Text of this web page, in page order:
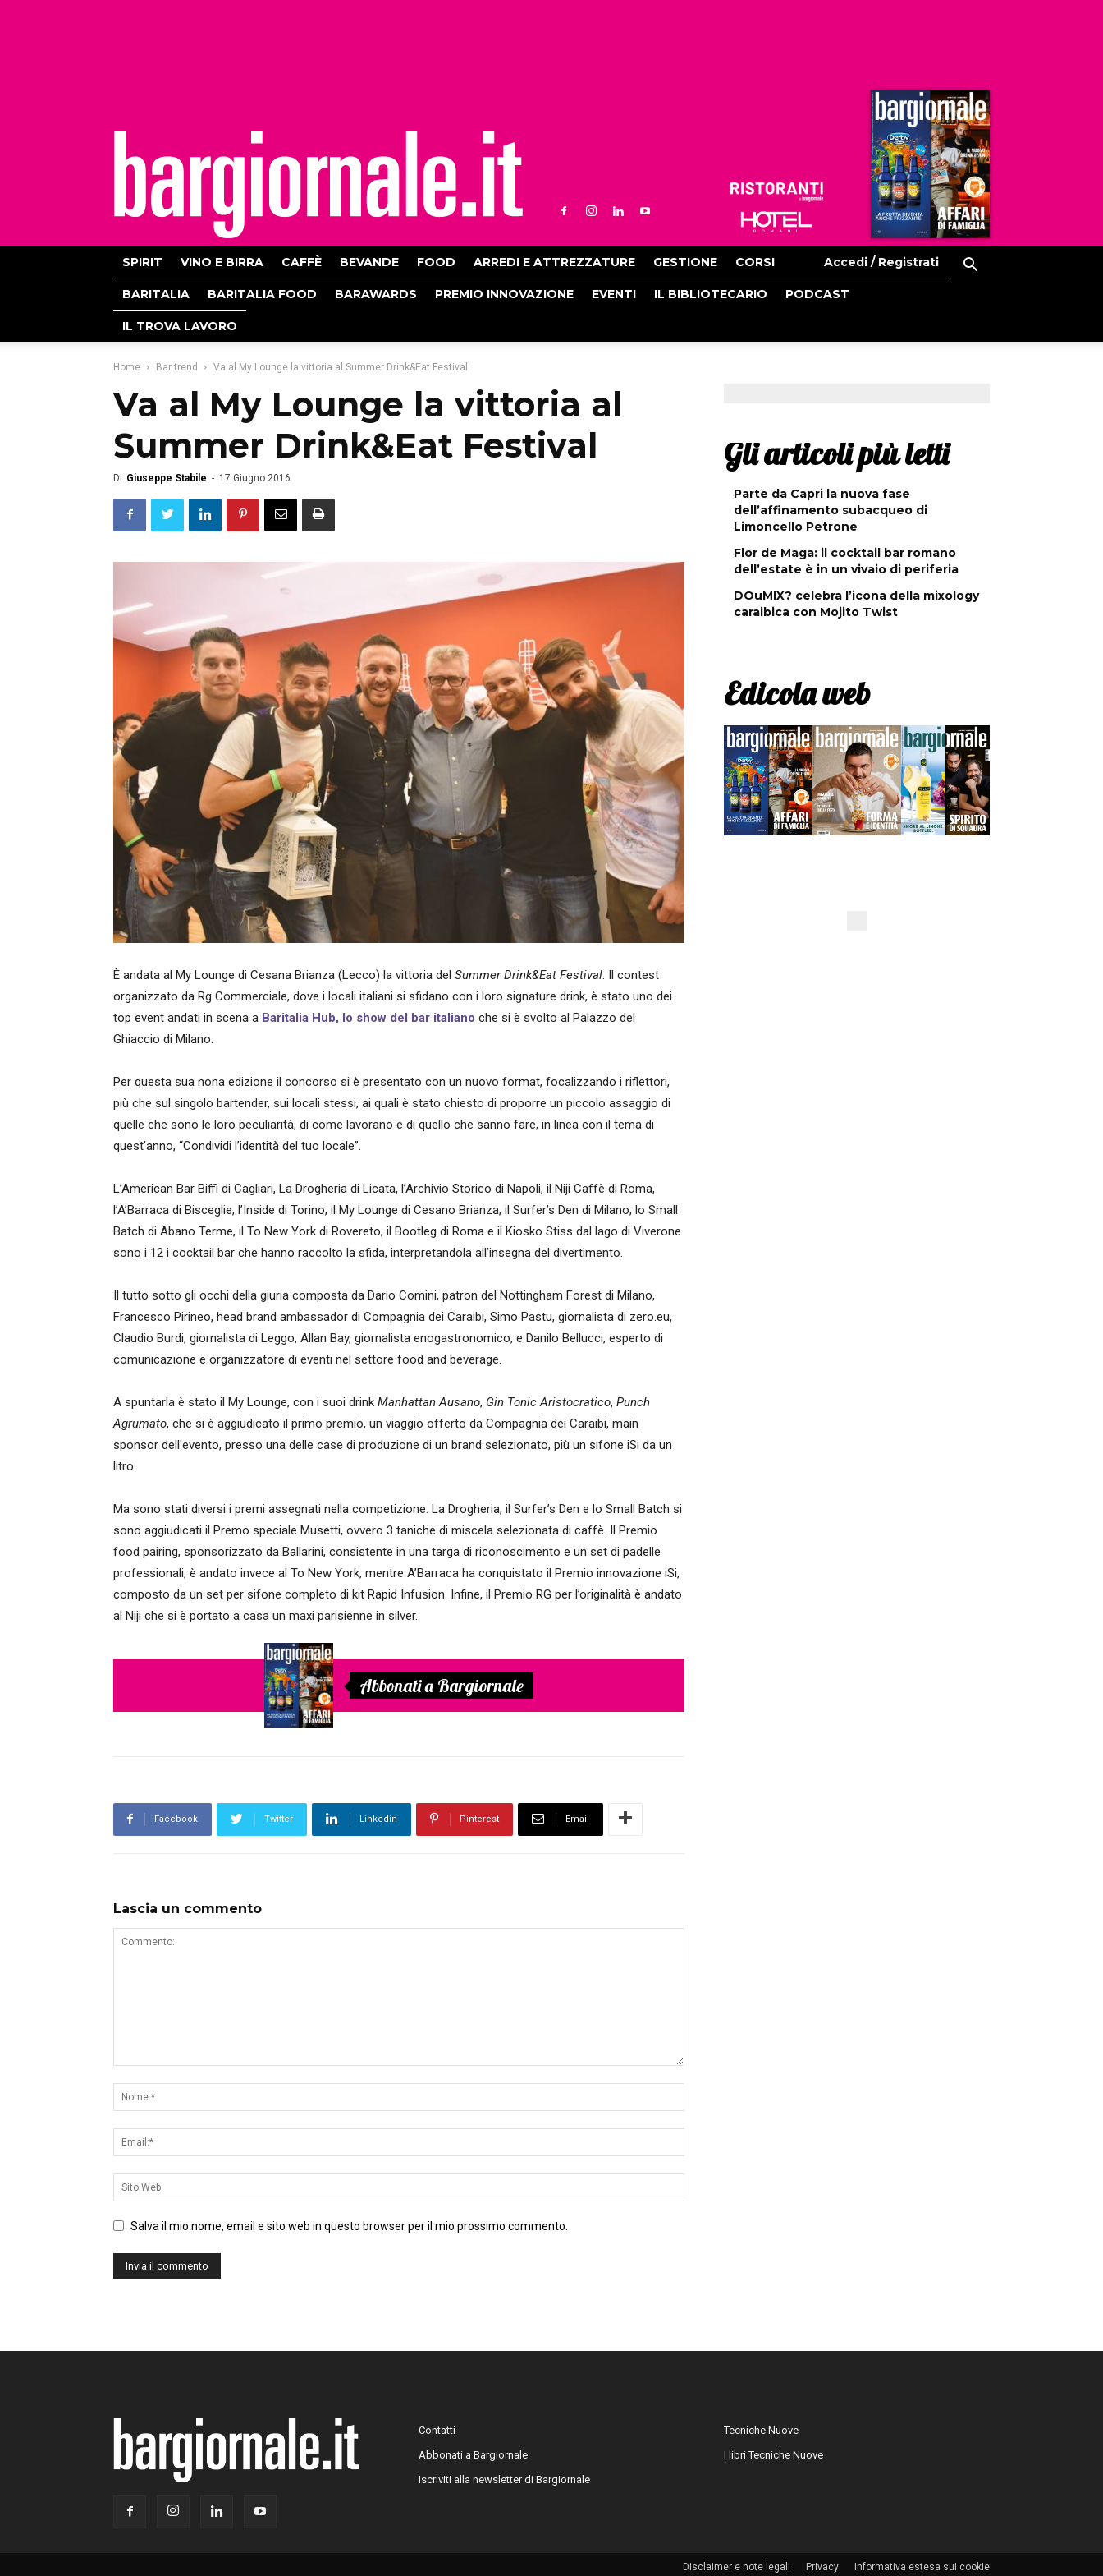
Ristoranti
Hoteldomani
SPIRIT VINO E BIRRA CAFFÈ BEVANDE FOOD ARREDI E ATTREZZATURE GESTIONE CORSI Accedi / Registrati
BARITALIA BARITALIA FOOD BARAWARDS PREMIO INNOVAZIONE EVENTI IL BIBLIOTECARIO PODCAST
IL TROVA LAVORO
Home Bar trend Va al My Lounge la vittoria al Summer Drink&Eat Festival
Va al My Lounge la vittoria al
Summer Drink&Eat Festival
Di Giuseppe Stabile - 17 Giugno 2016
È andata al My Lounge di Cesana Brianza (Lecco) la vittoria del Summer Drink&Eat Festival. Il contest
organizzato da Rg Commerciale, dove i locali italiani si sfidano con i loro signature drink, è stato uno dei
top event andati in scena a Baritalia Hub, lo show del bar italiano che si è svolto al Palazzo del
Ghiaccio di Milano.
Per questa sua nona edizione il concorso si è presentato con un nuovo format, focalizzando i riflettori,
più che sul singolo bartender, sui locali stessi, ai quali è stato chiesto di proporre un piccolo assaggio di
quelle che sono le loro peculiarità, di come lavorano e di quello che sanno fare, in linea con il tema di
quest’anno, “Condividi l’identità del tuo locale”.
L’American Bar Biffi di Cagliari, La Drogheria di Licata, l’Archivio Storico di Napoli, il Niji Caffè di Roma,
l’A’Barraca di Bisceglie, l’Inside di Torino, il My Lounge di Cesano Brianza, il Surfer’s Den di Milano, lo Small
Batch di Abano Terme, il To New York di Rovereto, il Bootleg di Roma e il Kiosko Stiss dal lago di Viverone
sono i 12 i cocktail bar che hanno raccolto la sfida, interpretandola all’insegna del divertimento.
Il tutto sotto gli occhi della giuria composta da Dario Comini, patron del Nottingham Forest di Milano,
Francesco Pirineo, head brand ambassador di Compagnia dei Caraibi, Simo Pastu, giornalista di zero.eu,
Claudio Burdi, giornalista di Leggo, Allan Bay, giornalista enogastronomico, e Danilo Bellucci, esperto di
comunicazione e organizzatore di eventi nel settore food and beverage.
A spuntarla è stato il My Lounge, con i suoi drink Manhattan Ausano, Gin Tonic Aristocratico, Punch
Agrumato, che si è aggiudicato il primo premio, un viaggio offerto da Compagnia dei Caraibi, main
sponsor dell'evento, presso una delle case di produzione di un brand selezionato, più un sifone iSi da un
litro.
Ma sono stati diversi i premi assegnati nella competizione. La Drogheria, il Surfer’s Den e lo Small Batch si
sono aggiudicati il Premo speciale Musetti, ovvero 3 taniche di miscela selezionata di caffè. Il Premio
food pairing, sponsorizzato da Ballarini, consistente in una targa di riconoscimento e un set di padelle
professionali, è andato invece al To New York, mentre A’Barraca ha conquistato il Premio innovazione iSi,
composto da un set per sifone completo di kit Rapid Infusion. Infine, il Premio RG per l’originalità è andato
al Niji che si è portato a casa un maxi parisienne in silver.
Abbonati a Bargiornale
Facebook Twitter Linkedin Pinterest Email
Lascia un commento
Salva il mio nome, email e sito web in questo browser per il mio prossimo commento.
Gli articoli più letti
Parte da Capri la nuova fase
dell’affinamento subacqueo di
Limoncello Petrone
Flor de Maga: il cocktail bar romano
dell’estate è in un vivaio di periferia
DOuMIX? celebra l’icona della mixology
caraibica con Mojito Twist
Edicola web
Contatti
Abbonati a Bargiornale
Iscriviti alla newsletter di Bargiornale
Tecniche Nuove
I libri Tecniche Nuove
Disclaimer e note legali Privacy Informativa estesa sui cookie